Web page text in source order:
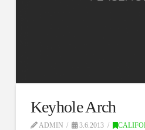
Keyhole Arch
ADMIN 3.6.2013